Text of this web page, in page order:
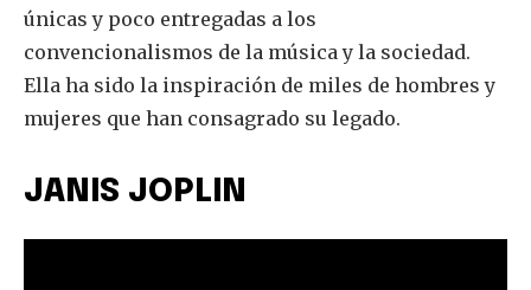
únicas y poco entregadas a los
convencionalismos de la música y la sociedad.
Ella ha sido la inspiración de miles de hombres y
mujeres que han consagrado su legado.
JANIS JOPLIN